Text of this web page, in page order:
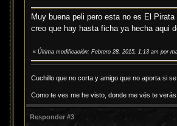
Muy buena peli pero esta no es El
creo que hay hasta ficha ya hecha aqui
« Última modificación: Febrero 28, 2015, 1:13 am por
Cuchillo que no corta y amigo que no aporta si
Como te ves me he visto, donde me vés te
Responder #3